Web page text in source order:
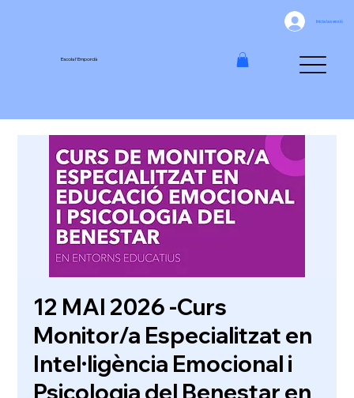
Escola l'Empordà
Inicia la sessió
12 MAI 2026 -Curs
Monitor/a Especialitzat en
Intel·ligència Emocional i
Psicologia del Benestar en